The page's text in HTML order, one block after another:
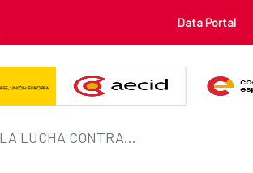
contra la malaria y
Data Portal
MOZAMBIQUE, LA LUCHA CONTRA LA MALARIA Y EN FAVOR DEL DESARROLLO RURAL